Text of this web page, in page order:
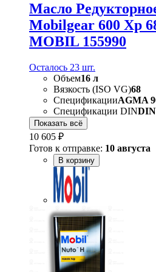
Масло
Mobilgear 600 Xp
MOBIL 155990
Осталось 23 шт.
Объем16 л
Вязкость (ISO VG)68
СпецификацииAGMA
Спецификации DIN
Показать всё
10 605 ₽
Готов к отправке: 10 августа
В корзину